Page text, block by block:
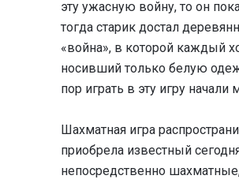
эту ужасную войну, то он
тогда старик достал
«война», в которой каждый
носивший только белую
пор играть в эту игру
Шахматная игра
приобрела известный
непосредственно